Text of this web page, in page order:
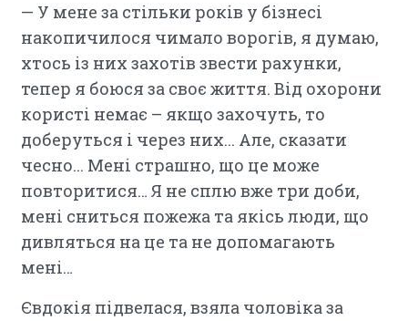
— У мене за стільки років у бізнесі
накопичилося чимало ворогів, я думаю,
хтось із них захотів звести рахунки,
тепер я боюся за своє життя. Від охорони
користі немає – якщо захочуть, то
доберуться і через них... Але, сказати
чесно... Мені страшно, що це може
повторитися… Я не сплю вже три доби,
мені сниться пожежа та якісь люди, що
дивляться на це та не допомагають
мені…
Євдокія підвелася, взяла чоловіка за